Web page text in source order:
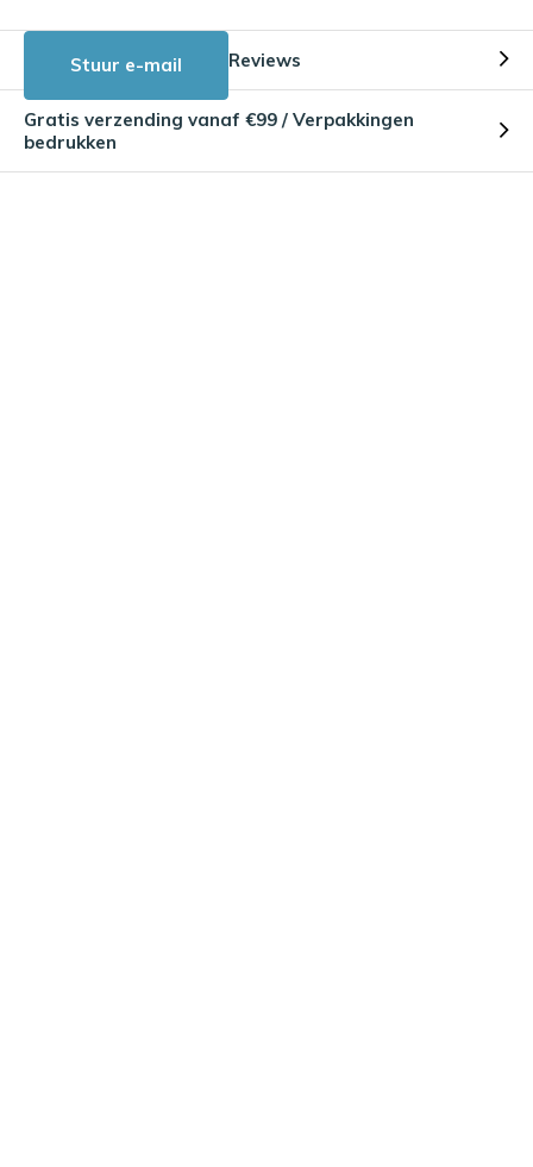
Stuur e-mail Reviews
Gratis verzending vanaf €99 / Verpakkingen
bedrukken